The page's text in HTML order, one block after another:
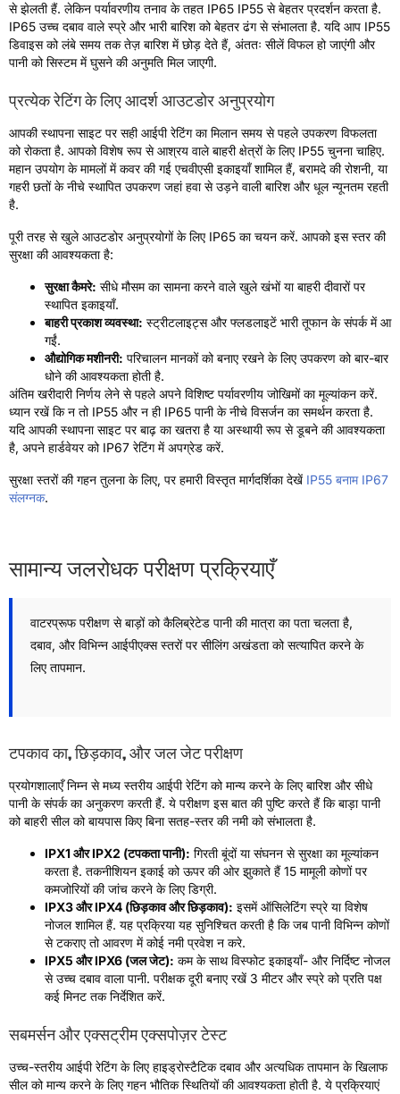
से झेलती हैं. लेकिन पर्यावरणीय तनाव के तहत IP65 IP55 से बेहतर प्रदर्शन करता है.
IP65 उच्च दबाव वाले स्प्रे और भारी बारिश को बेहतर ढंग से संभालता है. यदि आप IP55
डिवाइस को लंबे समय तक तेज़ बारिश में छोड़ देते हैं, अंततः सीलें विफल हो जाएंगी और
पानी को सिस्टम में घुसने की अनुमति मिल जाएगी.
प्रत्येक रेटिंग के लिए आदर्श आउटडोर अनुप्रयोग
आपकी स्थापना साइट पर सही आईपी रेटिंग का मिलान समय से पहले उपकरण विफलता
को रोकता है. आपको विशेष रूप से आश्रय वाले बाहरी क्षेत्रों के लिए IP55 चुनना चाहिए.
महान उपयोग के मामलों में कवर की गई एचवीएसी इकाइयाँ शामिल हैं, बरामदे की रोशनी, या
गहरी छतों के नीचे स्थापित उपकरण जहां हवा से उड़ने वाली बारिश और धूल न्यूनतम रहती
है.
पूरी तरह से खुले आउटडोर अनुप्रयोगों के लिए IP65 का चयन करें. आपको इस स्तर की
सुरक्षा की आवश्यकता है:
सुरक्षा कैमरे: सीधे मौसम का सामना करने वाले खुले खंभों या बाहरी दीवारों पर
स्थापित इकाइयाँ.
बाहरी प्रकाश व्यवस्था: स्ट्रीटलाइट्स और फ्लडलाइटें भारी तूफान के संपर्क में आ
गईं.
औद्योगिक मशीनरी: परिचालन मानकों को बनाए रखने के लिए उपकरण को बार-बार
धोने की आवश्यकता होती है.
अंतिम खरीदारी निर्णय लेने से पहले अपने विशिष्ट पर्यावरणीय जोखिमों का मूल्यांकन करें.
ध्यान रखें कि न तो IP55 और न ही IP65 पानी के नीचे विसर्जन का समर्थन करता है.
यदि आपकी स्थापना साइट पर बाढ़ का खतरा है या अस्थायी रूप से डूबने की आवश्यकता
है, अपने हार्डवेयर को IP67 रेटिंग में अपग्रेड करें.
सुरक्षा स्तरों की गहन तुलना के लिए, पर हमारी विस्तृत मार्गदर्शिका देखें IP55 बनाम IP67
संलग्नक.
सामान्य जलरोधक परीक्षण प्रक्रियाएँ
वाटरप्रूफ परीक्षण से बाड़ों को कैलिब्रेटेड पानी की मात्रा का पता चलता है,
दबाव, और विभिन्न आईपीएक्स स्तरों पर सीलिंग अखंडता को सत्यापित करने के
लिए तापमान.
टपकाव का, छिड़काव, और जल जेट परीक्षण
प्रयोगशालाएँ निम्न से मध्य स्तरीय आईपी रेटिंग को मान्य करने के लिए बारिश और सीधे
पानी के संपर्क का अनुकरण करती हैं. ये परीक्षण इस बात की पुष्टि करते हैं कि बाड़ा पानी
को बाहरी सील को बायपास किए बिना सतह-स्तर की नमी को संभालता है.
IPX1 और IPX2 (टपकता पानी): गिरती बूंदों या संघनन से सुरक्षा का मूल्यांकन
करता है. तकनीशियन इकाई को ऊपर की ओर झुकाते हैं 15 मामूली कोणों पर
कमजोरियों की जांच करने के लिए डिग्री.
IPX3 और IPX4 (छिड़काव और छिड़काव): इसमें ऑसिलेटिंग स्प्रे या विशेष
नोजल शामिल हैं. यह प्रक्रिया यह सुनिश्चित करती है कि जब पानी विभिन्न कोणों
से टकराए तो आवरण में कोई नमी प्रवेश न करे.
IPX5 और IPX6 (जल जेट): कम के साथ विस्फोट इकाइयाँ- और निर्दिष्ट नोजल
से उच्च दबाव वाला पानी. परीक्षक दूरी बनाए रखें 3 मीटर और स्प्रे को प्रति पक्ष
कई मिनट तक निर्देशित करें.
सबमर्सन और एक्सट्रीम एक्सपोज़र टेस्ट
उच्च-स्तरीय आईपी रेटिंग के लिए हाइड्रोस्टैटिक दबाव और अत्यधिक तापमान के खिलाफ
सील को मान्य करने के लिए गहन भौतिक स्थितियों की आवश्यकता होती है. ये प्रक्रियाएं